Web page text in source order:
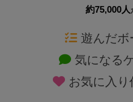
商品名、商品説明文、デザイ
対象年齢を指定します。
約75,000人
遊んだボ
気になる
お気に入